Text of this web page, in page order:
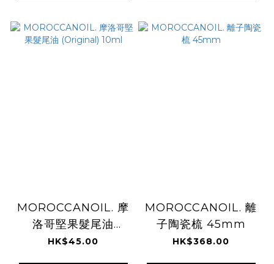
MOROCCANOIL. 摩
洛哥堅果髮尾油
(Original) 10ml
HK$45.00
MOROCCANOIL. 離
子陶瓷梳 45mm
HK$368.00